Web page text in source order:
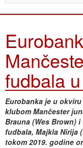
fudbala
Eurobanka je u
klubom Mančester
Brauna (Wes Brown)
fudbala, Majkla Nirija
tokom 2019. godine